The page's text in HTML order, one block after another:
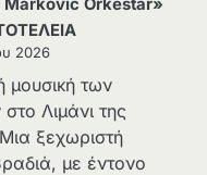
Marković Orkestar»
2026
μουσική των
Λιμάνι της
ξεχωριστή
με έντονο